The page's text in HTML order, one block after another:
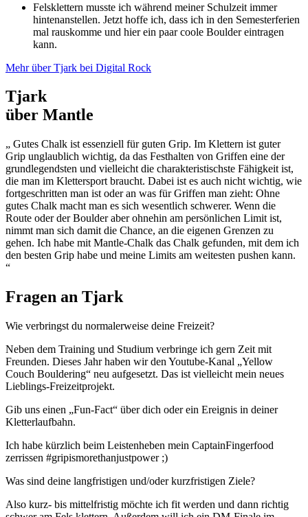
Felsklettern musste ich während meiner Schulzeit immer
hintenanstellen. Jetzt hoffe ich, dass ich in den Semesterferien
mal rauskomme und hier ein paar coole Boulder eintragen
kann.
Mehr über Tjark bei Digital Rock
Tjark
über Mantle
„ Gutes Chalk ist essenziell für guten Grip. Im Klettern ist guter
Grip unglaublich wichtig, da das Festhalten von Griffen eine der
grundlegendsten und vielleicht die charakteristischste Fähigkeit ist,
die man im Klettersport braucht. Dabei ist es auch nicht wichtig, wie
fortgeschritten man ist oder an was für Griffen man zieht: Ohne
gutes Chalk macht man es sich wesentlich schwerer. Wenn die
Route oder der Boulder aber ohnehin am persönlichen Limit ist,
nimmt man sich damit die Chance, an die eigenen Grenzen zu
gehen. Ich habe mit Mantle-Chalk das Chalk gefunden, mit dem ich
den besten Grip habe und meine Limits am weitesten pushen kann.
“
Fragen an Tjark
Wie verbringst du normalerweise deine Freizeit?
Neben dem Training und Studium verbringe ich gern Zeit mit
Freunden. Dieses Jahr haben wir den Youtube-Kanal „Yellow
Couch Bouldering“ neu aufgesetzt. Das ist vielleicht mein neues
Lieblings-Freizeitprojekt.
Gib uns einen „Fun-Fact“ über dich oder ein Ereignis in deiner
Kletterlaufbahn.
Ich habe kürzlich beim Leistenheben mein CaptainFingerfood
zerrissen #gripismorethanjustpower ;)
Was sind deine langfristigen und/oder kurzfristigen Ziele?
Also kurz- bis mittelfristig möchte ich fit werden und dann richtig